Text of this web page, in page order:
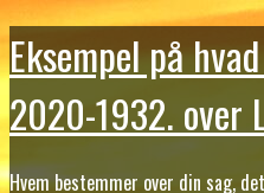
Eksempel på
2020-1932. over
Hvem bestemmer over din sag,